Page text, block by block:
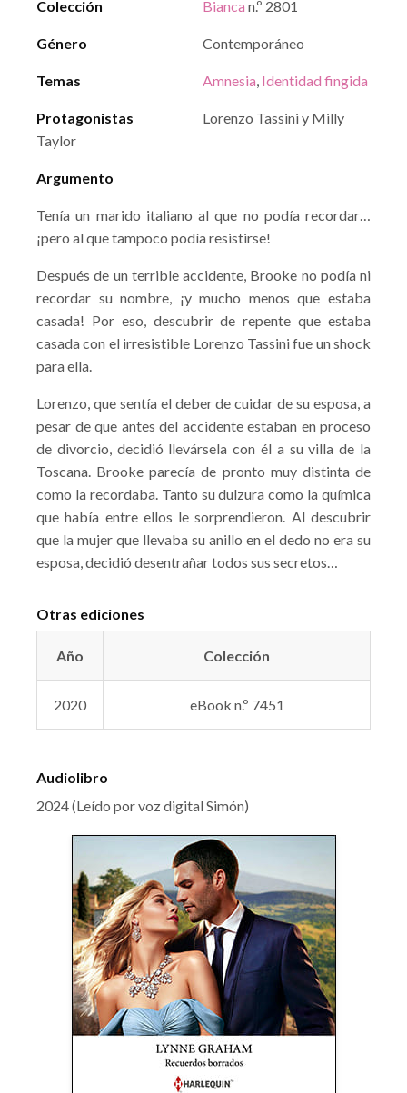
Colección Bianca n.º 2801
Género Contemporáneo
Temas Amnesia, Identidad fingida
Protagonistas
Lorenzo Tassini y Milly
Taylor
Argumento
Tenía un marido italiano al que no podía recordar…
¡pero al que tampoco podía resistirse!
Después de un terrible accidente, Brooke no podía ni
recordar su nombre, ¡y mucho menos que estaba
casada! Por eso, descubrir de repente que estaba
casada con el irresistible Lorenzo Tassini fue un shock
para ella.
Lorenzo, que sentía el deber de cuidar de su esposa, a
pesar de que antes del accidente estaban en proceso
de divorcio, decidió llevársela con él a su villa de la
Toscana. Brooke parecía de pronto muy distinta de
como la recordaba. Tanto su dulzura como la química
que había entre ellos le sorprendieron. Al descubrir
que la mujer que llevaba su anillo en el dedo no era su
esposa, decidió desentrañar todos sus secretos…
Otras ediciones
Año Colección
2020 eBook n.º 7451
Audiolibro
2024 (Leído por voz digital Simón)